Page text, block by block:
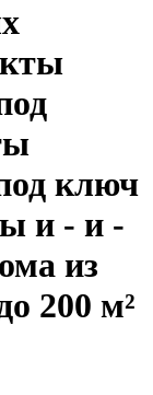
ключ
и - и -
из
200 м²